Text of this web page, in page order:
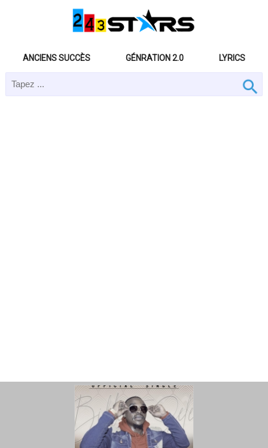
ANCIENS SUCCÈS GÉNRATION 2.0 LYRICS